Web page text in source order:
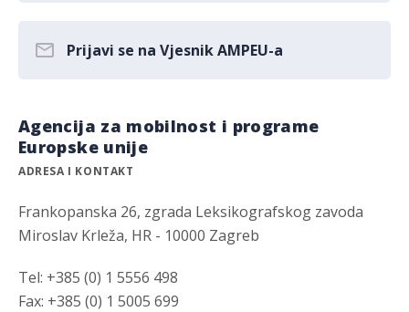
Prijavi se na Vjesnik AMPEU-a
Agencija za mobilnost i programe
Europske unije
ADRESA I KONTAKT
Frankopanska 26, zgrada Leksikografskog zavoda
Miroslav Krleža, HR - 10000 Zagreb
Tel: +385 (0) 1 5556 498
Fax: +385 (0) 1 5005 699